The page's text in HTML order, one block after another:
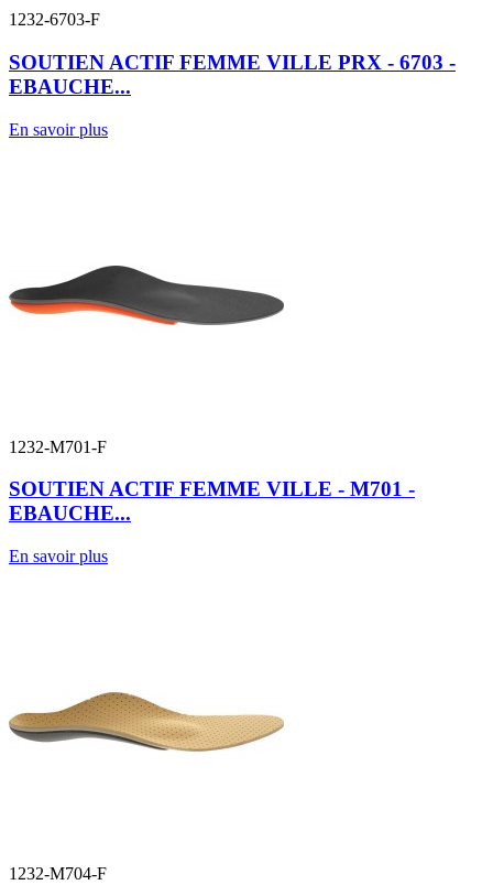
1232-6703-F
SOUTIEN ACTIF FEMME VILLE PRX - 6703 -
EBAUCHE...
En savoir plus
1232-M701-F
SOUTIEN ACTIF FEMME VILLE - M701 -
EBAUCHE...
En savoir plus
1232-M704-F